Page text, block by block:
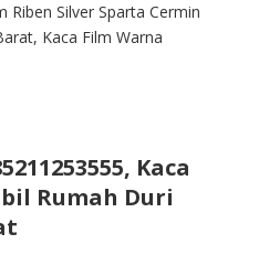
Riben Silver Sparta Cermin
Kaca Film Warna
Kaca
Rumah Duri